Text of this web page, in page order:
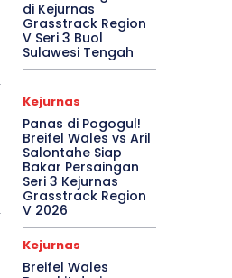
di Kejurnas
Grasstrack Region
V Seri 3 Buol
Sulawesi Tengah
Kejurnas
Panas di Pogogul!
Breifel Wales vs Aril
Salontahe Siap
Bakar Persaingan
Seri 3 Kejurnas
Grasstrack Region
V 2026
Kejurnas
Breifel Wales